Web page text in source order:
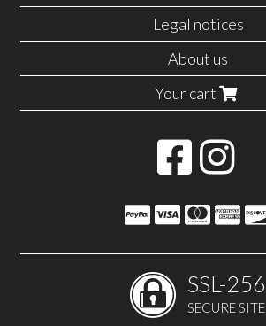
Legal notices
About us
Your cart
SSL-256
SECURE SITE